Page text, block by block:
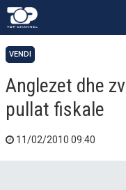
VENDI
Anglezet dhe
pullat fiskale
11/02/2010 09:40